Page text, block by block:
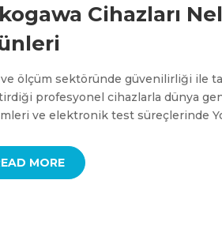
Cihazları
ölçüm sektöründe güvenilirliği ile
profesyonel cihazlarla dünya
ve elektronik test süreçlerinde
MORE